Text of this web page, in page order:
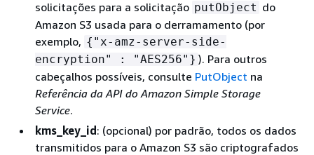
solicitações para a solicitação putObject do
Amazon S3 usada para o derramamento (por
exemplo, { "x-amz-server-side-
encryption" : "AES256"} ). Para outros
cabeçalhos possíveis, consulte PutObject na
Referência da API do Amazon Simple Storage
Service.
kms_key_id : (opcional) por padrão, todos os dados
transmitidos para o Amazon S3 são criptografados